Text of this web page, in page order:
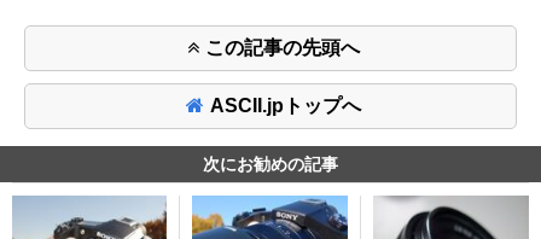
この記事の先頭へ
ASCII.jpトップへ
次にお勧めの記事